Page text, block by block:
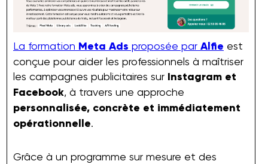
La formation Meta Ads proposée par Alfie est
conçue pour aider les professionnels à maîtriser
les campagnes publicitaires sur Instagram et
Facebook, à travers une approche
personnalisée, concrète et immédiatement
opérationnelle.
Grâce à un programme sur mesure et des